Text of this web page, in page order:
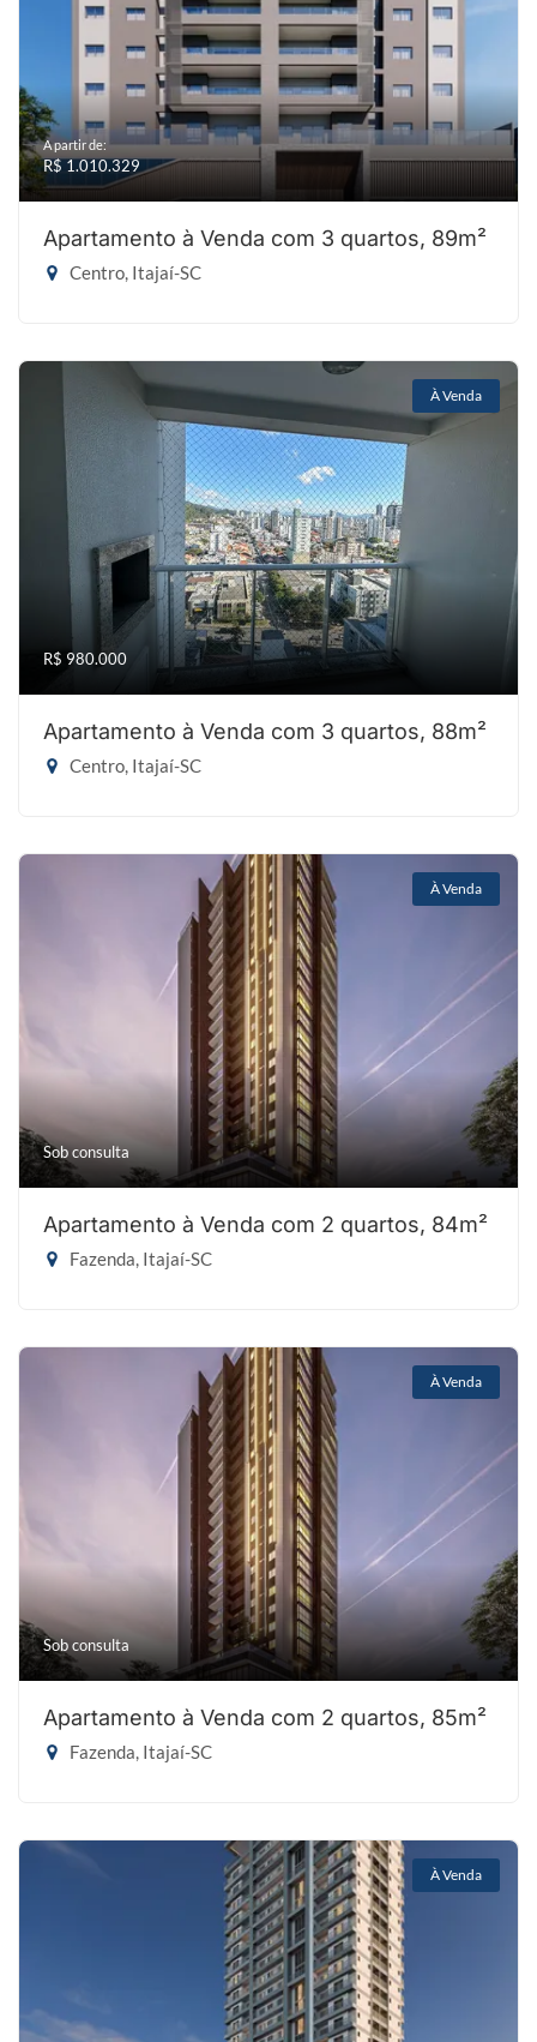
A partir de:
R$ 1.010.329
Apartamento à Venda com 3 quartos, 89m²
Centro, Itajaí-SC
À Venda
R$ 980.000
Apartamento à Venda com 3 quartos, 88m²
Centro, Itajaí-SC
À Venda
Sob consulta
Apartamento à Venda com 2 quartos, 84m²
Fazenda, Itajaí-SC
À Venda
Sob consulta
Apartamento à Venda com 2 quartos, 85m²
Fazenda, Itajaí-SC
À Venda